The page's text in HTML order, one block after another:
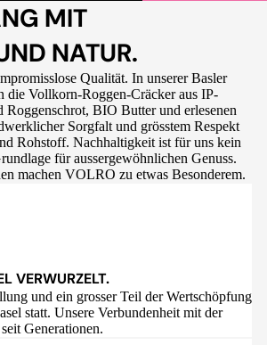
MIT
NATUR.
Qualität. In unserer Basler
die Vollkorn-Roggen-Cräcker aus IP-
Roggenschrot, BIO Butter und erlesenen
Sorgfalt und grösstem Respekt
Rohstoff. Nachhaltigkeit ist für uns kein
für aussergewöhnlichen Genuss.
machen VOLRO zu etwas Besonderem.
VERWURZELT.
und ein grosser Teil der Wertschöpfung
statt. Unsere Verbundenheit mit der
Generationen.